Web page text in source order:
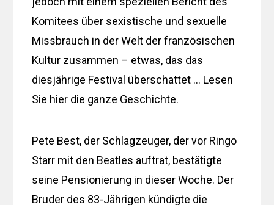
Komitees über sexistische und sexuelle
Missbrauch in der Welt der französischen
Kultur zusammen – etwas, das das
diesjährige Festival überschattet … Lesen
Sie hier die ganze Geschichte.
Pete Best, der Schlagzeuger, der vor Ringo
Starr mit den Beatles auftrat, bestätigte
seine Pensionierung in dieser Woche. Der
Bruder des 83-Jährigen kündigte die